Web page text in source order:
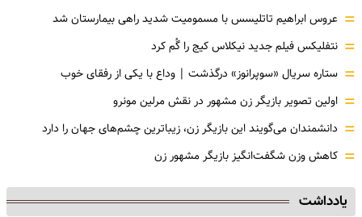
= عروس ابراهیم تاتلیسس با مسمومیت شدید راهی بیمارستان شد
= نتفلیکس فیلم جدید نیکلاس کیج را گُم کرد
= ستاره سریال «سوپرانوز» درگذشت | وداع با یکی از رفقای خوب
= اولین تصویر بازیگر زن مشهور در نقش مرلین مونرو
= دانشمندان می‌گویند این بازیگر زن، زیباترین چشم‌های جهان را دارد
= کاهش وزن شگفت‌انگیز بازیگر مشهور زن
یادداشت